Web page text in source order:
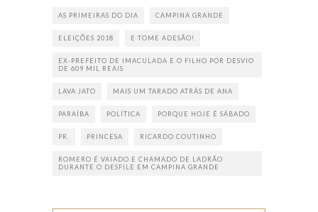
AS PRIMEIRAS DO DIA CAMPINA GRANDE
ELEIÇÕES 2018 E TOME ADESÃO!
EX-PREFEITO DE IMACULADA E O FILHO POR DESVIO
DE 609 MIL REAIS
LAVA JATO MAIS UM TARADO ATRÁS DE ANA
PARAÍBA POLÍTICA PORQUE HOJE É SÁBADO
PR. PRINCESA RICARDO COUTINHO
ROMERO É VAIADO E CHAMADO DE LADRÃO
DURANTE O DESFILE EM CAMPINA GRANDE